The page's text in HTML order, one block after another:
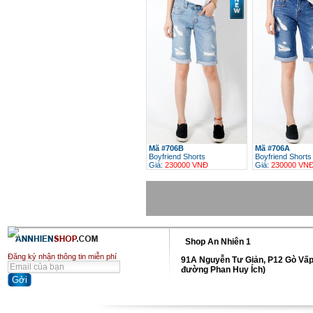
Mã #706B
Boyfriend Shorts
Giá: 230000 VNĐ
Mã #706A
Boyfriend Shorts
Giá: 230000
Đăng ký nhận thông tin miễn phí
Shop An Nhiên 1
91A Nguyễn Tư Giản, P12 Gò
đường Phan Huy Ích)